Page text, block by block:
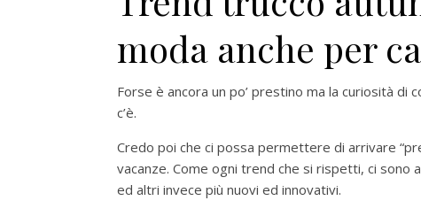
moda anche per
Forse è ancora un po’ prestino ma la curiosità
c’è.
Credo poi che ci possa permettere di arrivare
vacanze. Come ogni trend che si rispetti, ci sono
ed altri invece più nuovi ed innovativi.